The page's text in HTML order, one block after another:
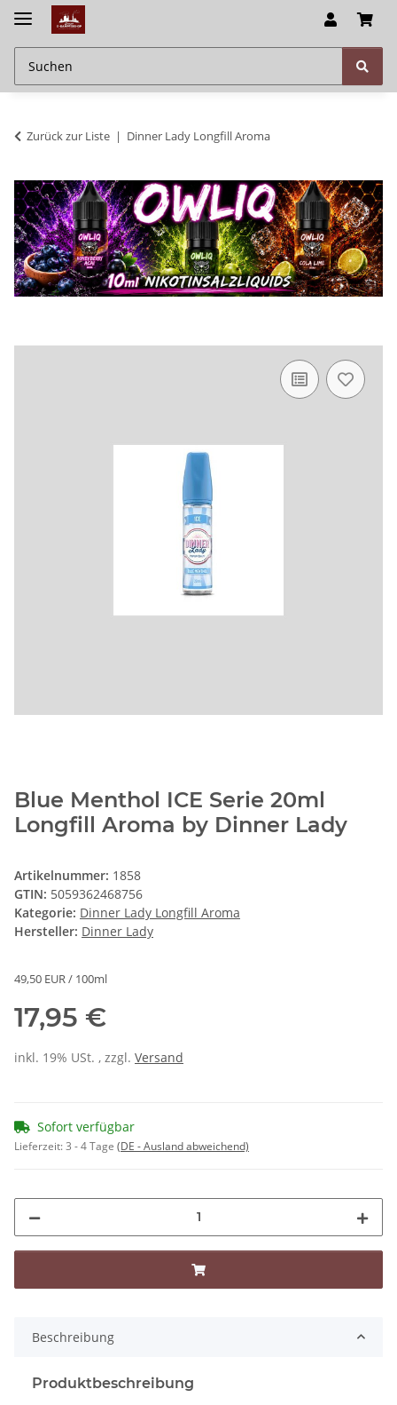
Zurück zur Liste Dinner Lady Longfill Aroma
Blue Menthol ICE Serie 20ml
Longfill Aroma by Dinner Lady
Artikelnummer: 1858
GTIN: 5059362468756
Kategorie: Dinner Lady Longfill Aroma
Hersteller: Dinner Lady
49,50 EUR / 100ml
17,95 €
inkl. 19% USt. , zzgl. Versand
Sofort verfügbar
Lieferzeit:3 - 4 Tage (DE - Ausland abweichend)
Beschreibung
Produktbeschreibung